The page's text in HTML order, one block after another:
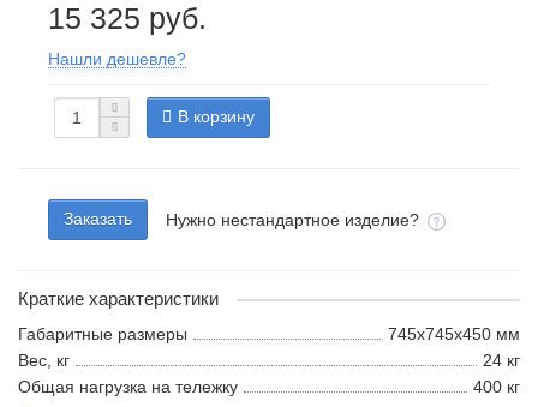
15 325 руб.
Нашли дешевле?
В корзину
Заказать Нужно нестандартное изделие?
Краткие характеристики
Габаритные размеры
745x745x450 мм
Вес, кг
24 кг
Общая нагрузка на тележку
400 кг